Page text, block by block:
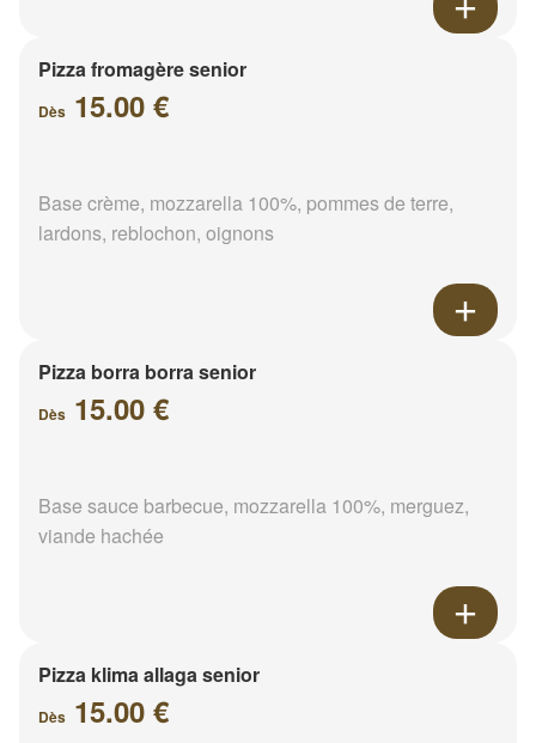
Pizza fromagère senior
Dès 15.00 €
Base crème, mozzarella 100%, pommes de terre,
lardons, reblochon, oignons
Pizza borra borra senior
Dès 15.00 €
Base sauce barbecue, mozzarella 100%, merguez,
viande hachée
Pizza klima allaga senior
Dès 15.00 €